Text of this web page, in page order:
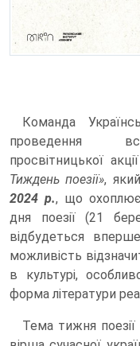
Команда
проведення
просвітницької акції
Тиждень поезії»,
2024 р., що охоплює
дня поезії (21
відбудеться
можливість
в культурі,
форма літератури
Тема тижня